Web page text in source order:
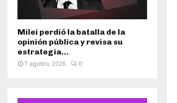
Milei perdió la batalla de la
opinión pública y revisa su
estrategia...
7 agosto, 2026 0